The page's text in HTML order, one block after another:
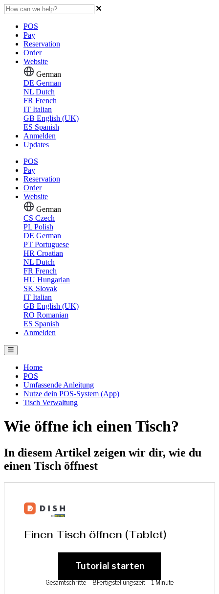
POS
Pay
Reservation
Order
Website
German
DE German
NL Dutch
FR French
IT Italian
GB English (UK)
ES Spanish
Anmelden
Updates
POS
Pay
Reservation
Order
Website
German
CS Czech
PL Polish
DE German
PT Portuguese
HR Croatian
NL Dutch
FR French
HU Hungarian
SK Slovak
IT Italian
GB English (UK)
RO Romanian
ES Spanish
Anmelden
Home
POS
Umfassende Anleitung
Nutze dein POS-System (App)
Tisch Verwaltung
Wie öffne ich einen Tisch?
In diesem Artikel zeigen wir dir, wie du
einen Tisch öffnest